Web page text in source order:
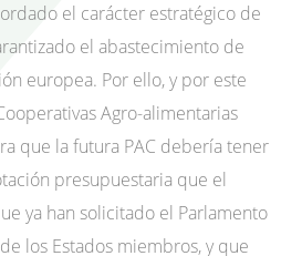
el carácter estratégico de
el abastecimiento de
europea. Por ello, y por este
Agro-alimentarias
que la futura PAC debería tener
presupuestaria que el
ya han solicitado el Parlamento
los Estados miembros, y que